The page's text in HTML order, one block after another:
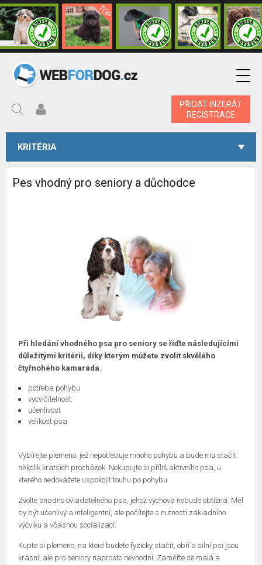
PŘIDAT INZERÁT
REGISTRACE
KRITÉRIA
Pes vhodný pro seniory a důchodce
Při hledání vhodného psa pro seniory se řiďte následujícími
důležitými kritérii, díky kterým můžete zvolit skvělého
čtyřnohého kamaráda.
potřeba pohybu
vycvičitelnost
učenlivost
velikost psa
Vybírejte plemeno, jež nepotřebuje mnoho pohybu a bude mu stačit
několik kratších procházek. Nekupujte si příliš aktivního psa, u
kterého nedokážete uspokojit touhu po pohybu.
Zvolte snadno ovladatelného psa, jehož výchova nebude obtížná. Měl
by být učenlivý a inteligentní, ale počítejte s nutností základního
výcviku a včasnou socializací.
Kupte si plemeno, na které budete fyzicky stačit, obří a silní psi jsou
krásní, ale pro seniory naprosto nevhodní. Zaměřte se malá a